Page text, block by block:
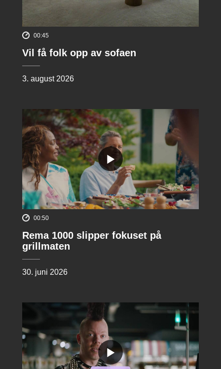
00:45
Vil få folk opp av sofaen
3. august 2026
00:50
Rema 1000 slipper fokuset på
grillmaten
30. juni 2026